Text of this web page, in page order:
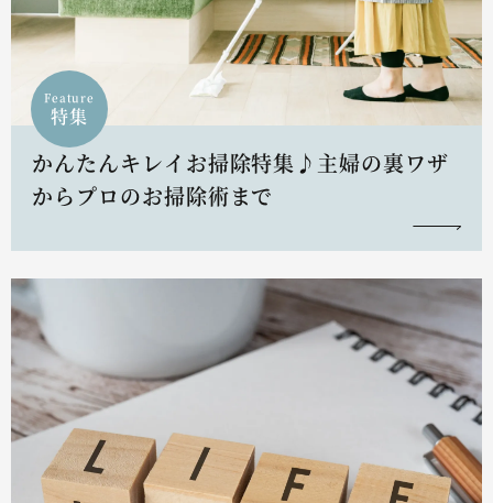
Feature
特集
かんたんキレイお掃除特集♪主婦の裏ワザ
からプロのお掃除術まで